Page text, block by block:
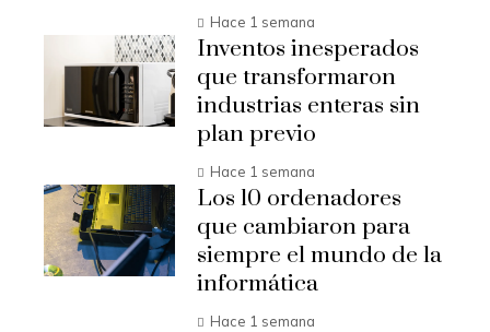
Hace 1 semana
Inventos inesperados
que transformaron
industrias enteras sin
plan previo
Hace 1 semana
Los 10 ordenadores
que cambiaron para
siempre el mundo de la
informática
Hace 1 semana